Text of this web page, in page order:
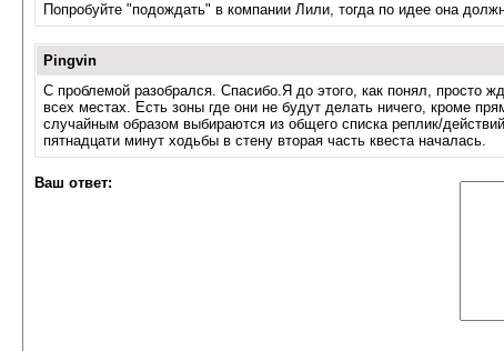
Попробуйте "подождать" в компании Лили, тогда по идее она
Pingvin
С проблемой разобрался. Спасибо.Я до этого, как понял, просто
всех местах. Есть зоны где они не будут делать ничего, кроме
случайным образом выбираются из общего списка реплик/
пятнадцати минут ходьбы в стену вторая часть квеста началась.
Ваш ответ: